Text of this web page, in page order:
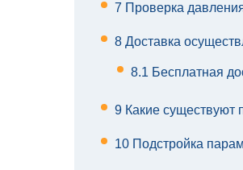
7 Проверка
8 Доставка
8.1 Бесплатная
9 Какие
10 Подстройка